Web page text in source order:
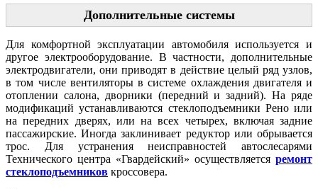
Дополнительные системы
Для комфортной эксплуатации автомобиля используется и
другое электрооборудование. В частности, дополнительные
электродвигатели, они приводят в действие целый ряд узлов,
в том числе вентиляторы в системе охлаждения двигателя и
отоплении салона, дворники (передний и задний). На ряде
модификаций устанавливаются стеклоподъемники Рено или
на передних дверях, или на всех четырех, включая задние
пассажирские. Иногда заклинивает редуктор или обрывается
трос. Для устранения неисправностей автослесарями
Технического центра «Гвардейский» осуществляется ремонт
стеклоподъемников кроссовера.